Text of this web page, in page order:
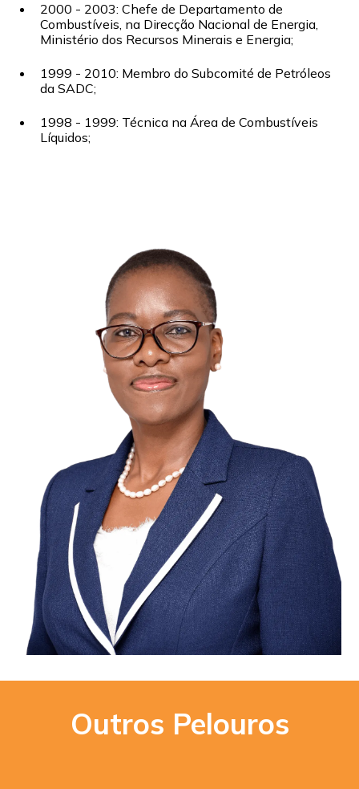
2000 - 2003: Chefe de Departamento de
Combustíveis, na Direcção Nacional de Energia,
Ministério dos Recursos Minerais e Energia;
1999 - 2010: Membro do Subcomité de Petróleos
da SADC;
1998 - 1999: Técnica na Área de Combustíveis
Líquidos;
Outros Pelouros